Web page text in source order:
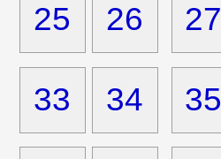
25 26 27
33 34 35